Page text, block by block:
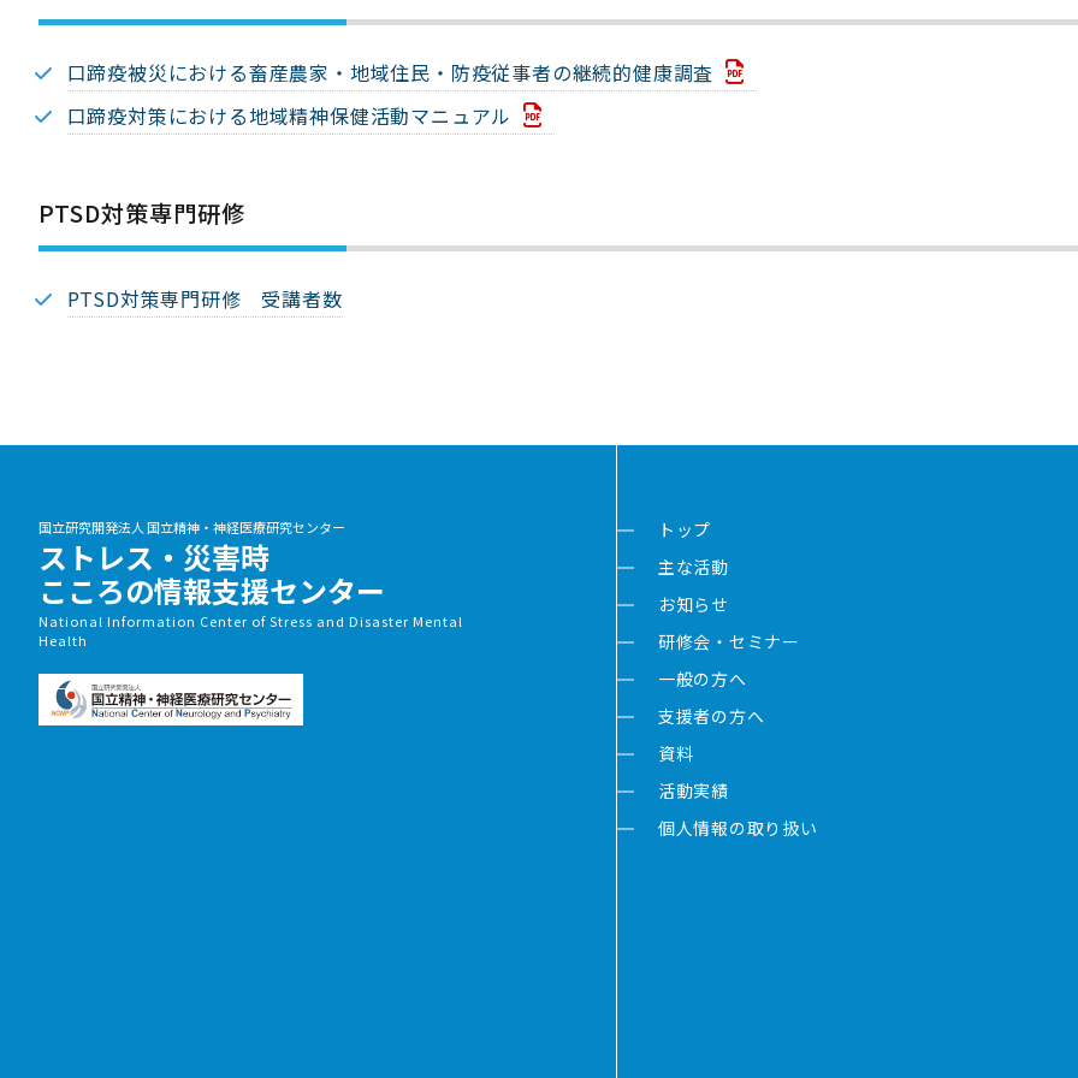
口蹄疫被災における畜産農家・地域住民・防疫従事者の継続的健康調査
口蹄疫対策における地域精神保健活動マニュアル
PTSD対策専門研修
PTSD対策専門研修 受講者数
国立研究開発法人 国立精神・神経医療研究センター
ストレス・災害時
こころの情報支援センター
National Information Center of Stress and Disaster Mental
Health
トップ
主な活動
お知らせ
研修会・セミナー
一般の方へ
支援者の方へ
資料
活動実績
個人情報の取り扱い